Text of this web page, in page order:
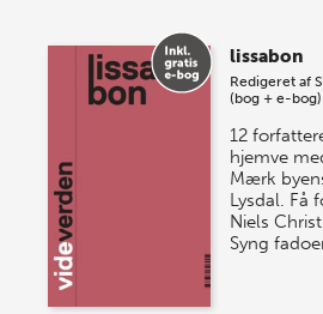
lissabon
Redigeret af
(bog + e-bog)
12
hjemve
Mærk
Lysdal. Få
Niels
Syng